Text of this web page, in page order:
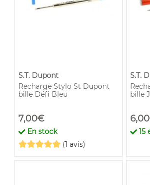
S.T. Dupont
Recharge Stylo St Dupont
bille Défi Bleu
7,00€
En stock
(1 avis)
S.T.
bille
15